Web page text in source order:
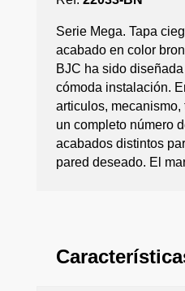
Serie Mega. Tapa
acabado en color
BJC ha sido
cómoda instalación.
articulos,
un completo número
acabados distintos
pared deseado. El